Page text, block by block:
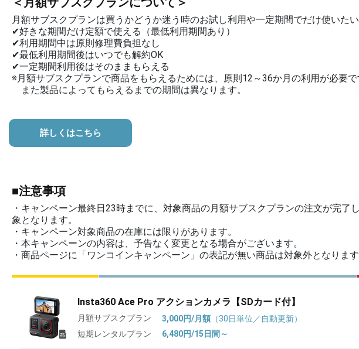
月額サブスクプランは買うかどうか迷う時のお試し利用や一定期間でだけ使いた
✔好きな期間だけ定額で使える（最低利用期間あり）
✔利用期間中は原則修理費負担なし
✔最低利用期間後はいつでも解約OK
✔一定期間利用後はそのままもらえる
※月額サブスクプランで商品をもらえるためには、原則12～36か月の利用が必要で
また製品によってもらえるまでの期間は異なります。
詳しくはこちら
■注意事項
・キャンペーン最終日23時までに、対象商品の月額サブスクプランの注文が完了
象となります。
・キャンペーン対象商品の在庫には限りがあります。
・本キャンペーンの内容は、予告なく変更となる場合がございます。
・商品ページに「ワンコインキャンペーン」の表記が無い商品は対象外となります
Insta360 Ace Pro アクションカメラ【SDカード付】
月額サブスクプラン 3,000円/月額 （30日単位／自動更新）
短期レンタルプラン
6,480円/15日間～